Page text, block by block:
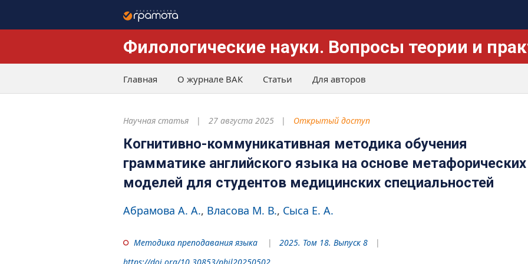
Филологические науки. Вопросы теории и
Главная О журнале ВАК Статьи Для авторов
Научная статья 27 августа 2025 Открытый доступ
Когнитивно-коммуникативная методика обучения
грамматике английского языка на основе метафорических
моделей для студентов медицинских специальностей
Абрамова А. А. Власова М. В. Сыса Е. А.
Методика преподавания языка
2025. Том 18. Выпуск 8